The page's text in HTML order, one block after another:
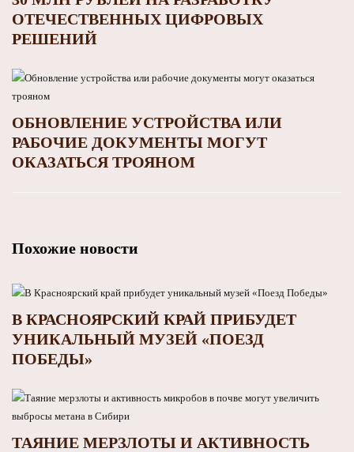
ОТЕЧЕСТВЕННЫХ ЦИФРОВЫХ
РЕШЕНИЙ
ОБНОВЛЕНИЕ УСТРОЙСТВА ИЛИ
РАБОЧИЕ ДОКУМЕНТЫ МОГУТ
ОКАЗАТЬСЯ ТРОЯНОМ
Похожие новости
В КРАСНОЯРСКИЙ КРАЙ ПРИБУДЕТ
УНИКАЛЬНЫЙ МУЗЕЙ «ПОЕЗД
ПОБЕДЫ»
ТАЯНИЕ МЕРЗЛОТЫ И АКТИВНОСТЬ